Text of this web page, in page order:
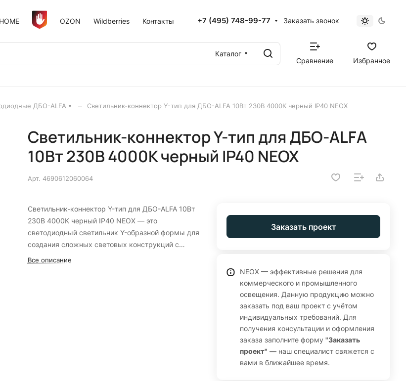
OZON Wildberries Контакты +7 (495) 748-99-77 Заказать звонок
Каталог
Сравнение
Избранное
ДБО-ALFA Светильник-коннектор Y-тип для ДБО-ALFA 10Вт 230В 4000К черный IP40 NEOX
Светильник-коннектор Y-тип для ДБО-ALFA
10Вт 230В 4000К черный IP40 NEOX
Арт. 4690612060064
Светильник-коннектор Y-тип для ДБО-ALFA 10Вт
230В 4000К черный IP40 NEOX — это
светодиодный светильник Y-образной формы для
создания сложных световых конструкций с
использованием соединительной планки. Может
Все описание
Заказать проект
NEOX — эффективные решения для
коммерческого и промышленного
освещения. Данную продукцию можно
заказать под ваш проект с учётом
индивидуальных требований. Для
получения консультации и оформления
заказа заполните форму"Заказать
проект" — наш специалист свяжется с
вами в ближайшее время.